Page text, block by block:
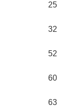
25
32
52
60
63